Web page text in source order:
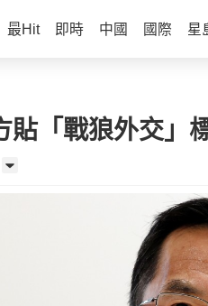
最Hit 即時 中國 國際 星
貼「戰狼外交」